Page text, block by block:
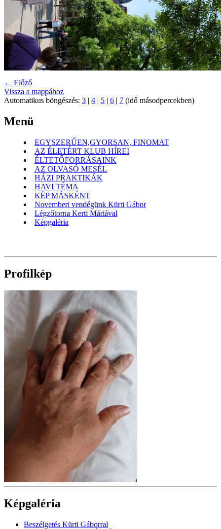
← Előző
Vissza a mappához
Automatikus böngészés: 3 | 4 | 5 | 6 | 7 (idő másodpercekben)
Menü
EGYSZERŰEN,GYORSAN, FINOMAT
AZ ÉLETÉRT KLUB HÍREI
ÉLTETŐFORRÁSAINK
AZ OLVASÓ MESÉL
HÁZI PRAKTIKÁK
HAVI TÉMA
KÉP MÁSKÉNT
Novemberi vendégünk Kürti Gábor
Légzőtorna Kerti Máriával
Képgaléria
Profilkép
Képgaléria
Beszélgetés Kürti Gáborral